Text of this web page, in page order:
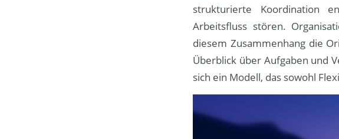
strukturierte Koordination
Arbeitsfluss stören.
diesem Zusammenhang die
Überblick über Aufgaben und
sich ein Modell, das sowohl